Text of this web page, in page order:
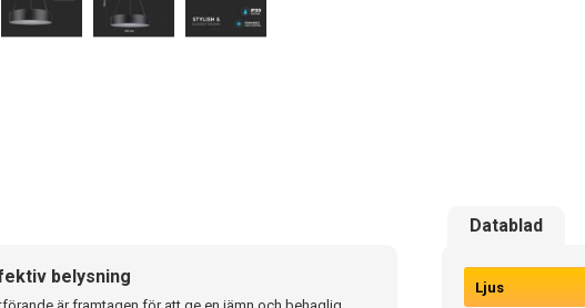
Datablad
belysning
Ljus